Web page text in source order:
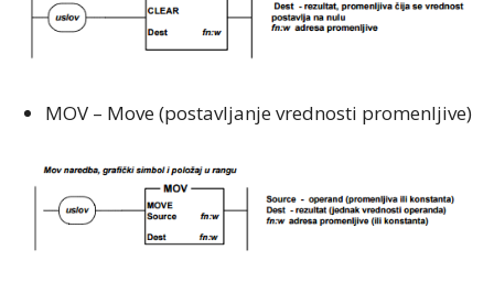
MOV – Move (postavljanje vrednosti promenljive)